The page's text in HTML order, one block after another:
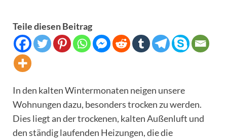
Teile diesen Beitrag
In den kalten Wintermonaten neigen unsere
Wohnungen dazu, besonders trocken zu werden.
Dies liegt an der trockenen, kalten Außenluft und
den ständig laufenden Heizungen, die die